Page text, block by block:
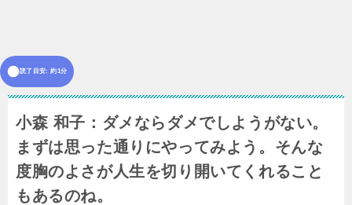
読了目安: 約1分
小森 和子：ダメならダメでしようがない。
まずは思った通りにやってみよう。そんな
度胸のよさが人生を切り開いてくれること
もあるのね。